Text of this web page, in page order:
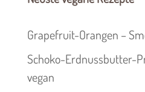
Grapefruit-Orangen –
Schoko-Erdnussbutter-
vegan